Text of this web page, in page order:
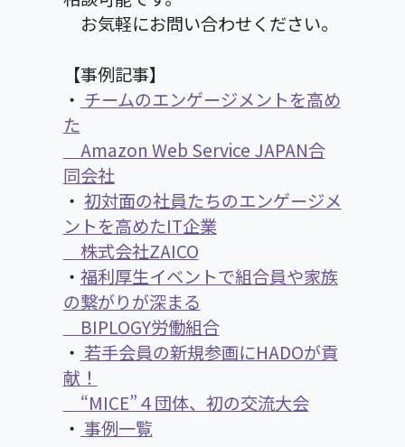
お気軽にお問い合わせください。
【事例記事】
・ チームのエンゲージメントを高め
た
Amazon Web Service JAPAN合
同会社
・ 初対面の社員たちのエンゲージメ
ントを高めたIT企業
株式会社ZAICO
・ 福利厚生イベントで組合員や家族
の繋がりが深まる
BIPLOGY労働組合
・ 若手会員の新規参画にHADOが貢
献！
“MICE”４団体、初の交流大会
・ 事例一覧